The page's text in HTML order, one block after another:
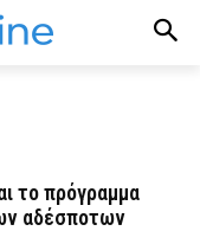
το πρόγραμμα
αδέσποτων